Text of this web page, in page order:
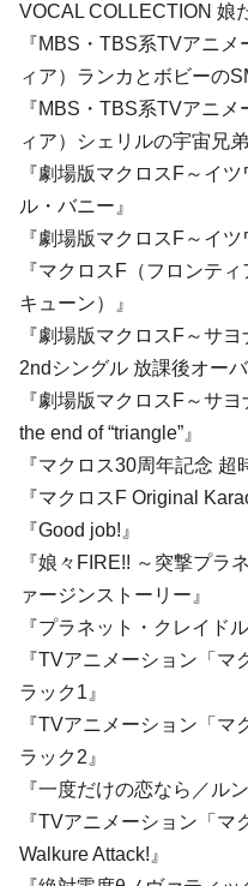
VOCAL COLLECTION 娘
『MBS・TBS系TVアニ
ィア）ランカとボビーの
『MBS・TBS系TVアニ
ィア）シェリルの宇宙兄
『劇場版マクロスF～イ
ル・バニー』
『劇場版マクロスF～イ
『マクロスF（フロンテ
キューン）』
『劇場版マクロスF～サ
2ndシングル 放課後オーバ
『劇場版マクロスF～サ
the end of “triangle”』
『マクロス30周年記念 超
『マクロスF Original
『Good job!』
『娘々FIRE!! ～突撃プラ
ァージンストーリー』
『プラネット・クレイド
『TVアニメーション「
ラック1』
『TVアニメーション「
ラック2』
『一度だけの恋なら／ル
『TVアニメーション「
Walkure Attack!』